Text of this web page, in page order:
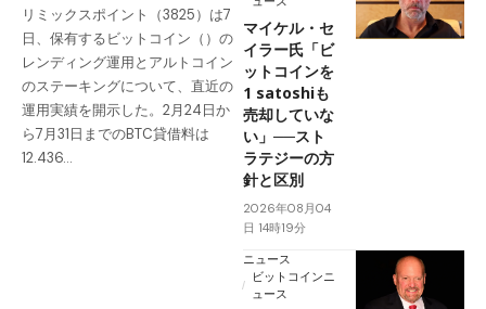
リミックスポイント（3825）は7
日、保有するビットコイン（）の
レンディング運用とアルトコイン
のステーキングについて、直近の
運用実績を開示した。2月24日か
ら7月31日までのBTC貸借料は
12.436…
マイケル・セ
イラー氏「ビ
ットコインを
1 satoshiも
売却していな
い」──スト
ラテジーの方
針と区別
2026年08月04
日 14時19分
ニュース
ビットコインニ
ュース